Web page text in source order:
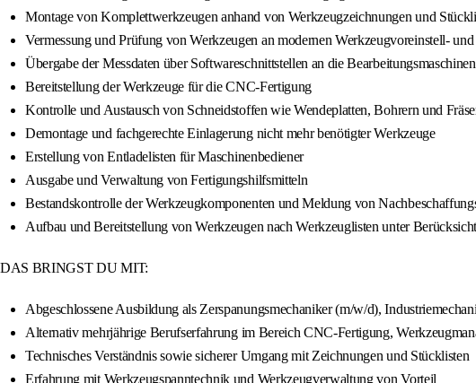
Montage von Komplettwerkzeugen anhand von Werkzeugzeichnungen und
Vermessung und Prüfung von Werkzeugen an modernen Werkzeugvoreinstell- und
Übergabe der Messdaten über Softwareschnittstellen an die Bearbeitungsmaschinen
Bereitstellung der Werkzeuge für die CNC-Fertigung
Kontrolle und Austausch von Schneidstoffen wie Wendeplatten, Bohrern und
Demontage und fachgerechte Einlagerung nicht mehr benötigter Werkzeuge
Erstellung von Entladelisten für Maschinenbediener
Ausgabe und Verwaltung von Fertigungshilfsmitteln
Bestandskontrolle der Werkzeugkomponenten und Meldung von
Aufbau und Bereitstellung von Werkzeugen nach Werkzeuglisten unter
DAS BRINGST DU MIT:
Abgeschlossene Ausbildung als Zerspanungsmechaniker (m/w/d),
Alternativ mehrjährige Berufserfahrung im Bereich CNC-Fertigung,
Technisches Verständnis sowie sicherer Umgang mit Zeichnungen und Stücklisten
Erfahrung mit Werkzeugspanntechnik und Werkzeugverwaltung von Vorteil